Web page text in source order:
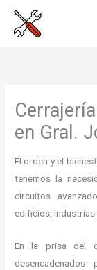
en Gral.
El orden y el
tenemos la
circuitos
edificios, industrias
En la prisa del